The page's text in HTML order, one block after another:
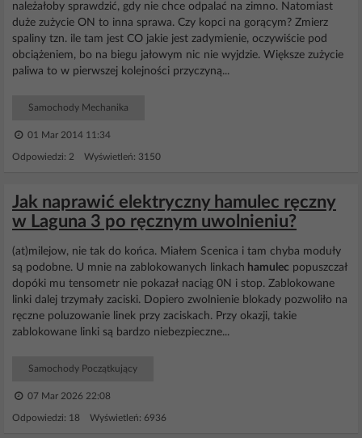
należałoby sprawdzić, gdy nie chce odpalać na zimno. Natomiast
duże zużycie ON to inna sprawa. Czy kopci na gorącym? Zmierz
spaliny tzn. ile tam jest CO jakie jest zadymienie, oczywiście pod
obciążeniem, bo na biegu jałowym nic nie wyjdzie. Większe zużycie
paliwa to w pierwszej kolejności przyczyną...
Samochody Mechanika
01 Mar 2014 11:34
Odpowiedzi: 2 Wyświetleń: 3150
Jak naprawić elektryczny hamulec ręczny
w Laguna 3 po ręcznym uwolnieniu?
(at)milejow, nie tak do końca. Miałem Scenica i tam chyba moduły
są podobne. U mnie na zablokowanych linkach hamulec popuszczał
dopóki mu tensometr nie pokazał naciąg 0N i stop. Zablokowane
linki dalej trzymały zaciski. Dopiero zwolnienie blokady pozwoliło na
ręczne poluzowanie linek przy zaciskach. Przy okazji, takie
zablokowane linki są bardzo niebezpieczne...
Samochody Początkujący
07 Mar 2026 22:08
Odpowiedzi: 18 Wyświetleń: 6936